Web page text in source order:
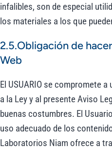
infalibles, son de especial
los materiales a los que
2.5.Obligación de
Web
El USUARIO se compromete
a la Ley y al presente Aviso
buenas costumbres. El
uso adecuado de los
Laboratorios Niam ofrece a